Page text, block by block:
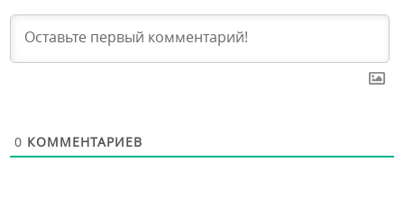
0 КОММЕНТАРИЕВ